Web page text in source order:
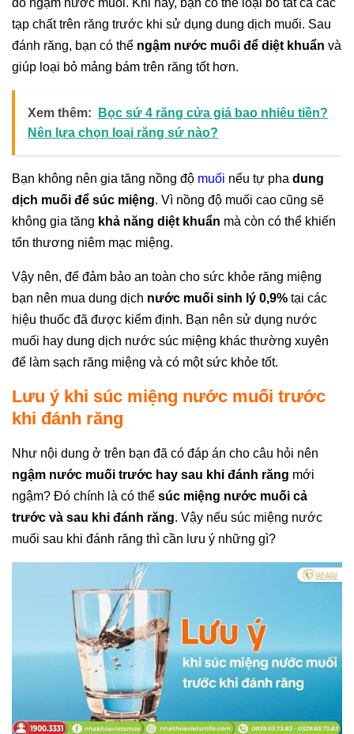
tạp chất trên răng trước khi sử dụng dung dịch muối. Sau
đánh răng, bạn có thể ngậm nước muối để diệt khuẩn và
giúp loại bỏ mảng bám trên răng tốt hơn.
Xem thêm:
Bọc sứ 4 răng cửa giá bao nhiêu tiền?
Nên lựa chọn loại răng sứ nào?
Bạn không nên gia tăng nồng độ muối nếu tự pha dung
dịch muối để súc miệng. Vì nồng độ muối cao cũng sẽ
không gia tăng khả năng diệt khuẩn mà còn có thể khiến
tổn thương niêm mạc miệng.
Vậy nên, để đảm bảo an toàn cho sức khỏe răng miệng
bạn nên mua dung dịch nước muối sinh lý 0,9% tại các
hiệu thuốc đã được kiểm định. Bạn nên sử dụng nước
muối hay dung dịch nước súc miệng khác thường xuyên
để làm sạch răng miệng và có một sức khỏe tốt.
Lưu ý khi súc miệng nước muối trước
khi đánh răng
Như nội dung ở trên bạn đã có đáp án cho câu hỏi nên
ngậm nước muối trước hay sau khi đánh răng mới
ngậm? Đó chính là có thể súc miệng nước muối cả
trước và sau khi đánh răng. Vậy nếu súc miệng nước
muối sau khi đánh răng thì cần lưu ý những gì?